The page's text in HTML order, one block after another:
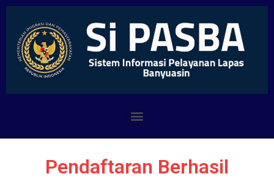
Pendaftaran Berhasil